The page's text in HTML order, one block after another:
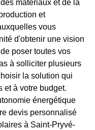
matériaux et de la
et
vous
d'obtenir une vision
poser toutes vos
à solliciter plusieurs
la solution qui
et à votre budget.
énergétique
devis personnalisé
à Saint-Pryvé-